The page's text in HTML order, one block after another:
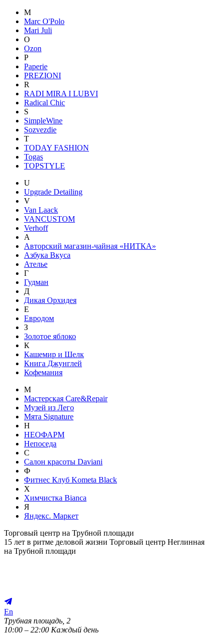
M
Marc O'Polo
Mari Juli
O
Ozon
P
Paperie
PREZIONI
R
RADI MIRA I LUBVI
Radical Chic
S
SimpleWine
Sozvezdiе
T
TODAY FASHION
Togas
TOPSTYLE
U
Upgrade Detailing
V
Van Laack
VANCUSTOM
Verhoff
А
Авторский магазин-чайная «НИТКА»
Азбука Вкуса
Ателье
Г
Гудман
Д
Дикая Орхидея
Е
Евродом
З
Золотое яблоко
К
Кашемир и Шелк
Книга Джунглей
Кофемания
М
Мастерская Care&Repair
Музей из Лего
Мята Signature
Н
НЕОФАРМ
Непоседа
С
Салон красоты Daviani
Ф
Фитнес Клуб Kometa Black
Х
Химчистка Bianca
Я
Яндекс. Маркет
Торговый центр на Трубной площади
15 лет в ритме деловой жизни Торговый центр Неглинная
на Трубной площади
En
Трубная площадь, 2
10:00 – 22:00 Каждый день